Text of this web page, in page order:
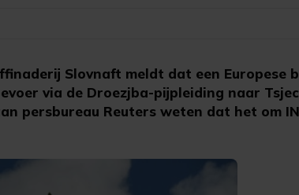
Slovnaft meldt dat een Europese
via de Droezjba-pijpleiding naar
persbureau Reuters weten dat het om